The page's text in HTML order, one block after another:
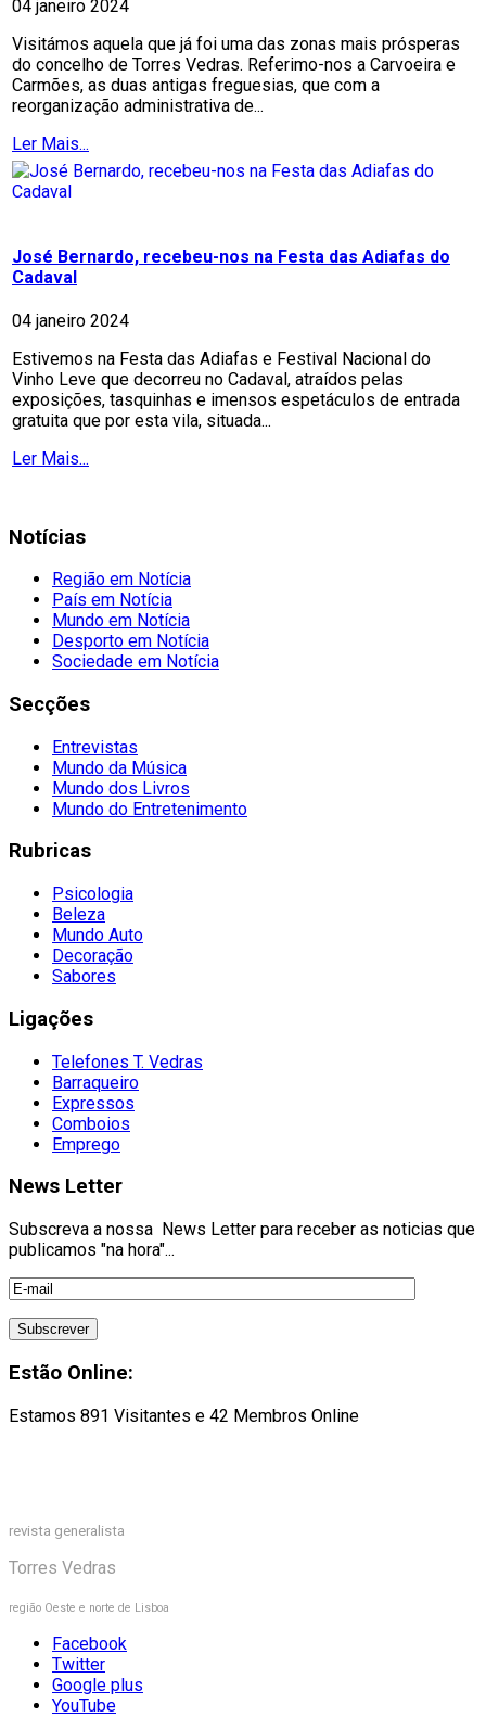
04 janeiro 2024
Visitámos aquela que já foi uma das zonas mais prósperas
do concelho de Torres Vedras. Referimo-nos a Carvoeira e
Carmões, as duas antigas freguesias, que com a
reorganização administrativa de...
Ler Mais...
José Bernardo, recebeu-nos na Festa das Adiafas do
Cadaval
04 janeiro 2024
Estivemos na Festa das Adiafas e Festival Nacional do
Vinho Leve que decorreu no Cadaval, atraídos pelas
exposições, tasquinhas e imensos espetáculos de entrada
gratuita que por esta vila, situada...
Ler Mais...
Notícias
Região em Notícia
País em Notícia
Mundo em Notícia
Desporto em Notícia
Sociedade em Notícia
Secções
Entrevistas
Mundo da Música
Mundo dos Livros
Mundo do Entretenimento
Rubricas
Psicologia
Beleza
Mundo Auto
Decoração
Sabores
Ligações
Telefones T. Vedras
Barraqueiro
Expressos
Comboios
Emprego
News Letter
Subscreva a nossa News Letter para receber as noticias que
publicamos "na hora"...
Estão Online:
Estamos 891 Visitantes e 42 Membros Online
revista generalista
Torres Vedras
região Oeste e norte de Lisboa
Facebook
Twitter
Google plus
YouTube